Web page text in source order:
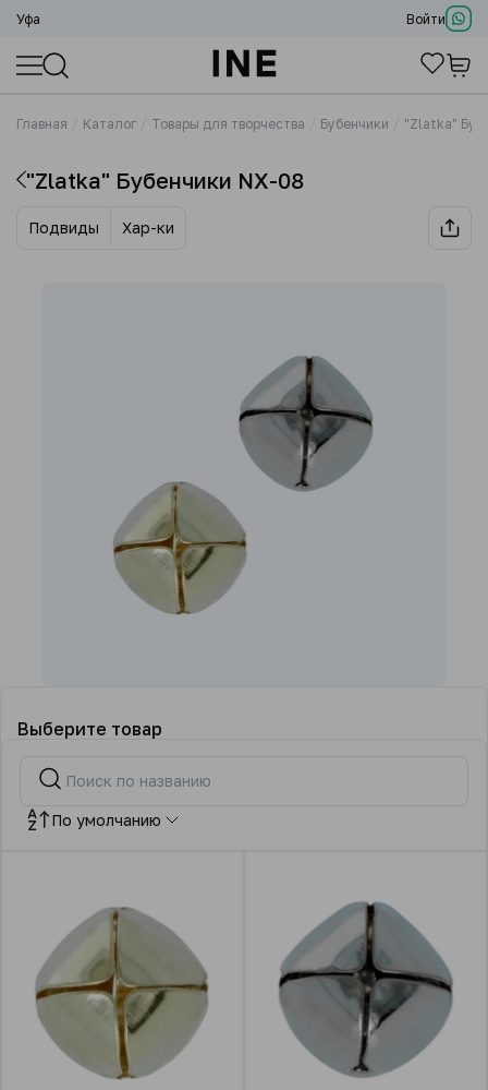
Уфа Войти
Главная Каталог Товары для творчества Бубенчики "Zlatka"
"Zlatka" Бубенчики NX-08
Подвиды Хар-ки
Выберите товар
По умолчанию